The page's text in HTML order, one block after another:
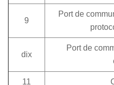
9
Port de
dix
Port de
11